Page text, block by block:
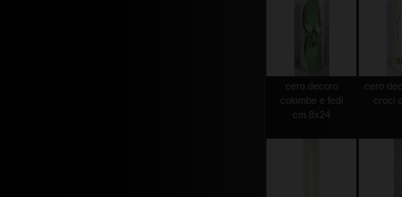
cero decoro
colombe e fedi
cm.8x24
cero
croci